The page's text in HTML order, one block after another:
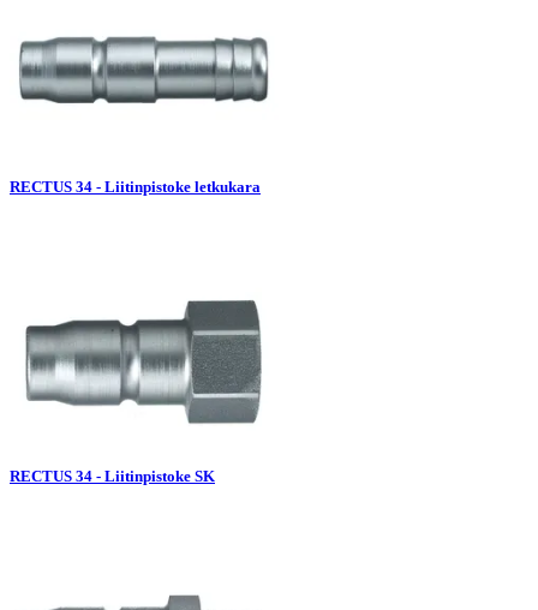
RECTUS 34 - Liitinpistoke letkukara
RECTUS 34 - Liitinpistoke SK